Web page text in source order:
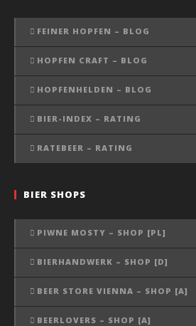
FEINER HOPFEN – BLOG
HOPFEN CRAFT – BLOG
HOPFENHELDEN – BLOG
BIER-INDEX – RATING
RATEBEER – RATING
BIER SHOPS
PIWNE MOSTY – SHOP [PL]
BIERHANDWERK – SHOP [D]
BEER STORE VIENNA – SHOP [A]
BEERLOVERS – SHOP [A]